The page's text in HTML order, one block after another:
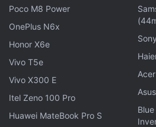
à votre contexte. Des millions
tournent vers Gemini pour
mais il leur manque cette
design que seul Canva
puissance de la plateforme
Gemini permet de transformer
contenu généré par l'IA en un
être déployé », a déclaré
Poco M8 Power
OnePlus N6x
Honor X6e
Vivo T5e
Vivo X300 E
Itel Zeno 100 Pro
Huawei MateBook Pro S